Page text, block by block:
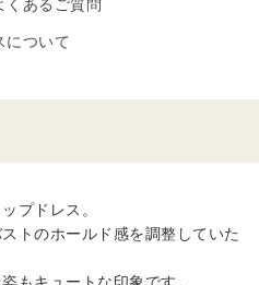
くあるご質問
について
プドレス。
トのホールド感を調整していた